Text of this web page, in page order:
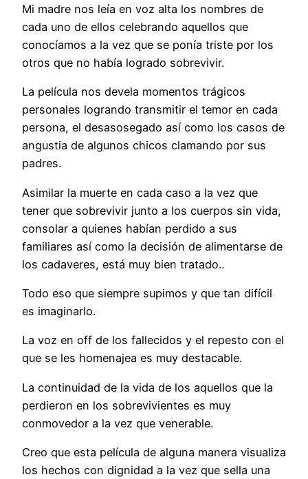
Mi madre nos leía en voz alta los nombres de
cada uno de ellos celebrando aquellos que
conocíamos a la vez que se ponía triste por los
otros que no había logrado sobrevivir.
La película nos devela momentos trágicos
personales logrando transmitir el temor en cada
persona, el desasosegado así como los casos de
angustia de algunos chicos clamando por sus
padres.
Asimilar la muerte en cada caso a la vez que
tener que sobrevivir junto a los cuerpos sin vida,
consolar a quienes habían perdido a sus
familiares así como la decisión de alimentarse de
los cadaveres, está muy bien tratado..
Todo eso que siempre supimos y que tan difícil
es imaginarlo.
La voz en off de los fallecidos y el repesto con el
que se les homenajea es muy destacable.
La continuidad de la vida de los aquellos que la
perdieron en los sobrevivientes es muy
conmovedor a la vez que venerable.
Creo que esta película de alguna manera visualiza
los hechos con dignidad a la vez que sella una